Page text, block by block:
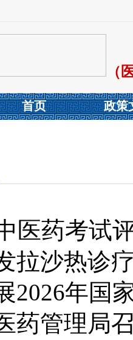
（
首页 政策
医药考试
拉沙热诊
2026年国
药管理局